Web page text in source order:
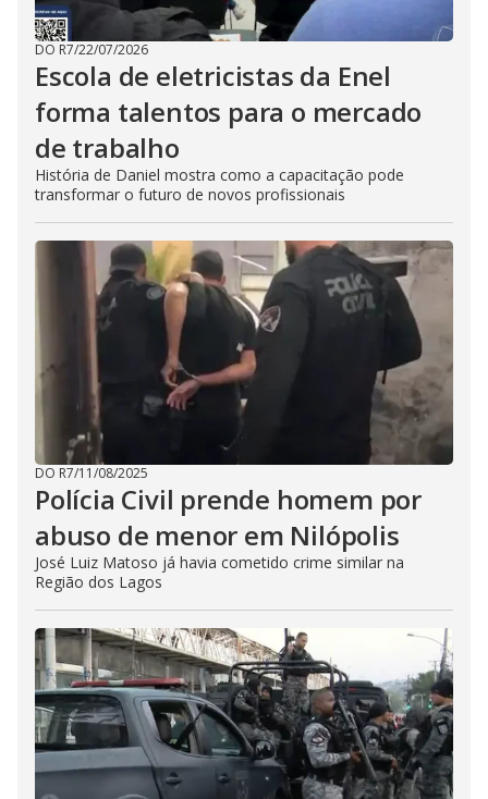
DO R7/22/07/2026
Escola de eletricistas da Enel
forma talentos para o mercado
de trabalho
História de Daniel mostra como a capacitação pode
transformar o futuro de novos profissionais
DO R7/11/08/2025
Polícia Civil prende homem por
abuso de menor em Nilópolis
José Luiz Matoso já havia cometido crime similar na
Região dos Lagos